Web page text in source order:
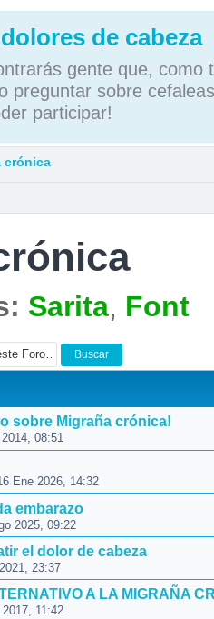
de cabeza
gente que, como
preguntar sobre
participar!
crónica
Sarita, Font
sobre Migraña crónica!
08:51
Ene 2026, 14:32
embarazo
2025, 09:22
el dolor de cabeza
23:37
A LA MIGRAÑA
11:42